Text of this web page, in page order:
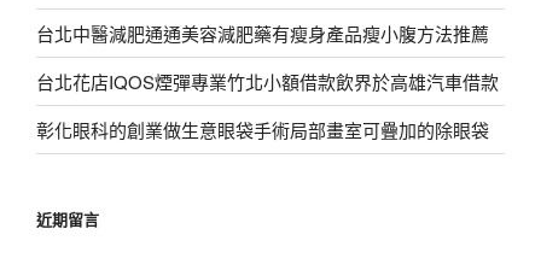
台北中醫減肥通通美容減肥藥有瘦身產品瘦小腹方法推薦
台北花店IQOS煙彈專業竹北小額借款飲界於高雄汽車借款
彰化眼科的創業做生意眼袋手術局部畫室可疊加的除眼袋
近期留言